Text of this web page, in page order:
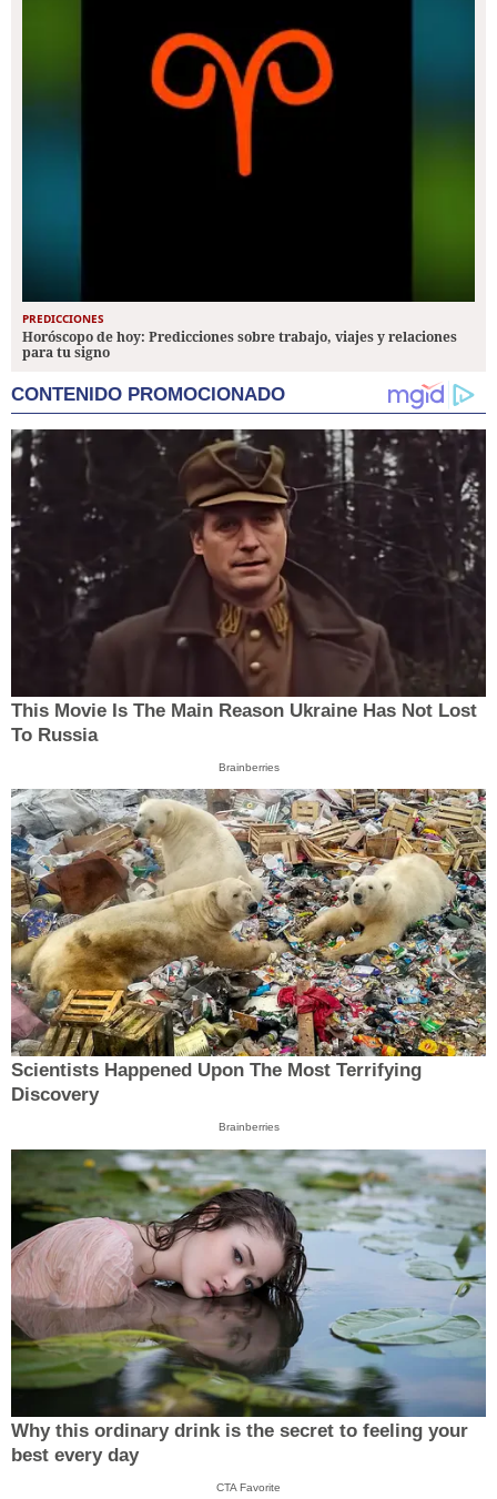
PREDICCIONES
Horóscopo de hoy: Predicciones sobre trabajo, viajes y relaciones
para tu signo
CONTENIDO PROMOCIONADO
This Movie Is The Main Reason Ukraine Has Not Lost
To Russia
Brainberries
Scientists Happened Upon The Most Terrifying
Discovery
Brainberries
Why this ordinary drink is the secret to feeling your
best every day
CTA Favorite